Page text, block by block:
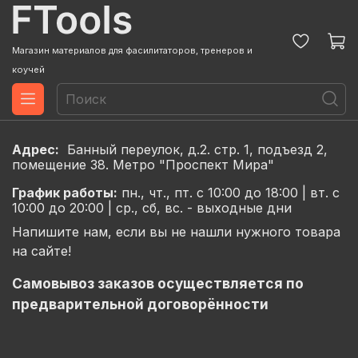
Магазин материалов для фасилитаторов, тренеров и
коучей
Адрес: Банный переулок, д.2. стр. 1, подъезд 2,
помещение 38. Метро "Проспект Мира"
График работы: пн., чт., пт. с 10:00 до 18:00 | вт. с
10:00 до 20:00 | ср., сб, вс. - выходные дни
Напишите нам, если вы не нашли нужного товара
на сайте!
Самовывоз заказов осуществляется по
предварительной договорённости